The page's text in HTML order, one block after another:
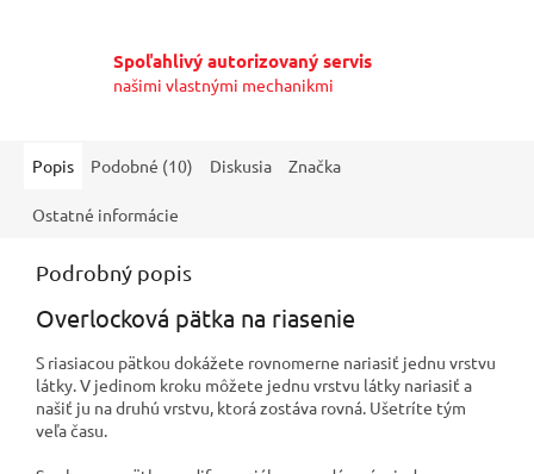
Spoľahlivý autorizovaný servis
našimi vlastnými mechanikmi
Popis Podobné (10) Diskusia Značka
Ostatné informácie
Podrobný popis
Overlocková pätka na riasenie
S riasiacou pätkou dokážete rovnomerne nariasiť jednu vrstvu
látky. V jedinom kroku môžete jednu vrstvu látky nariasiť a
našiť ju na druhú vrstvu, ktorá zostáva rovná. Ušetríte tým
veľa času.